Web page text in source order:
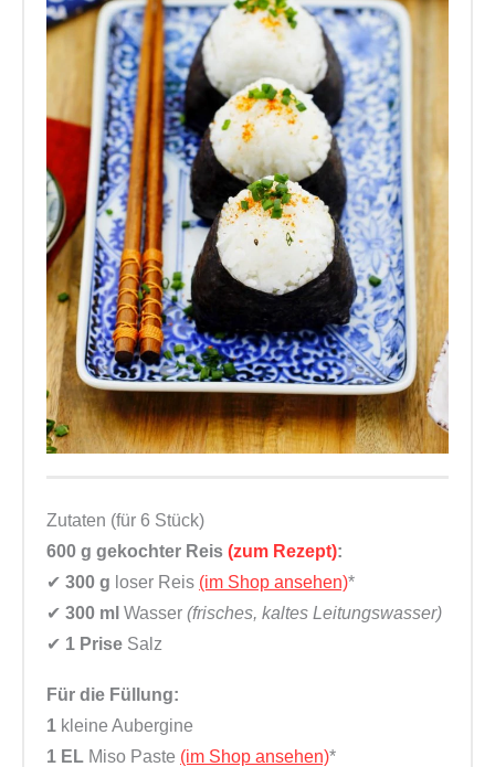
e
m
a
c
h
e
n
M
e
n
g
Zutaten (für 6 Stück)
600 g gekochter Reis (zum Rezept):
✔ 300 g loser Reis (im Shop ansehen)*
✔ 300 ml Wasser (frisches, kaltes Leitungswasser)
✔ 1 Prise Salz
Für die Füllung:
1 kleine Aubergine
1 EL Miso Paste (im Shop ansehen)*